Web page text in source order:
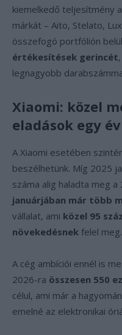
kiemelkedő teljesítmény
márkát – Aito, Stelato,
összefogó portfólión
értékesítések gerincét
legnagyobb
Xiaomi: közel
eladások egy
A Xiaomi esetében
beszélhetünk. Míg 2025
száma alig haladta meg
januárjában már több
vállalat, ami közel 95
növekedésnek felel meg.
A cég ambíciói ennél is
2026-ra összesen 550
célul, ami már a
emelné az elektronikai